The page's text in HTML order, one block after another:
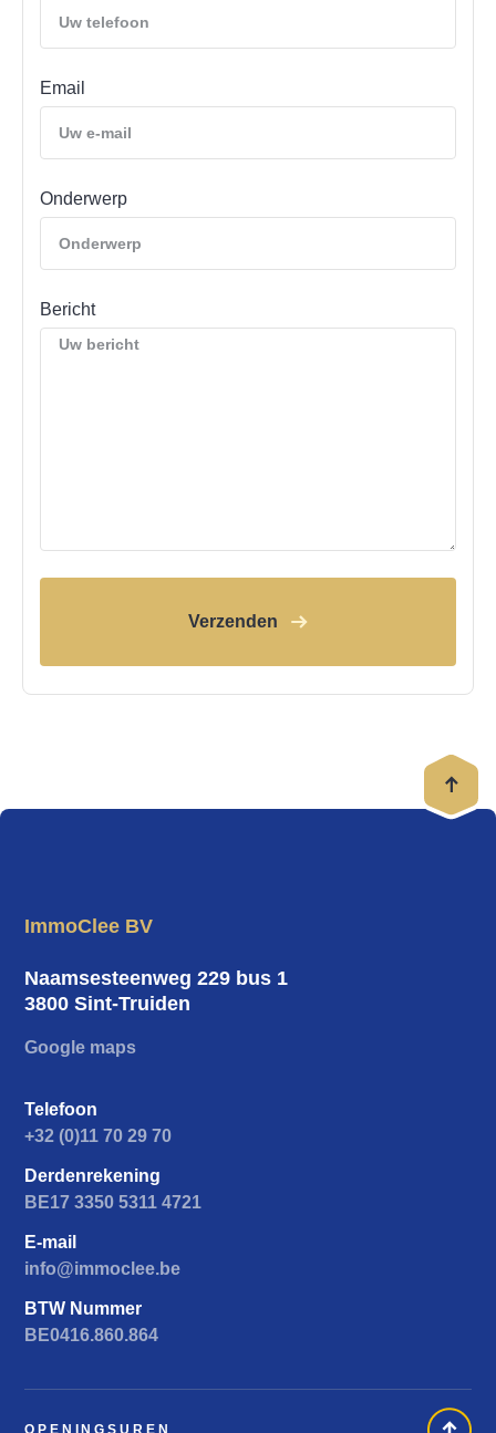
Email
Onderwerp
Bericht
Verzenden
ImmoClee BV
Naamsesteenweg 229 bus 1
3800 Sint-Truiden
Google maps
Telefoon
+32 (0)11 70 29 70
Derdenrekening
BE17 3350 5311 4721
E-mail
info@immoclee.be
BTW Nummer
BE0416.860.864
OPENINGSUREN